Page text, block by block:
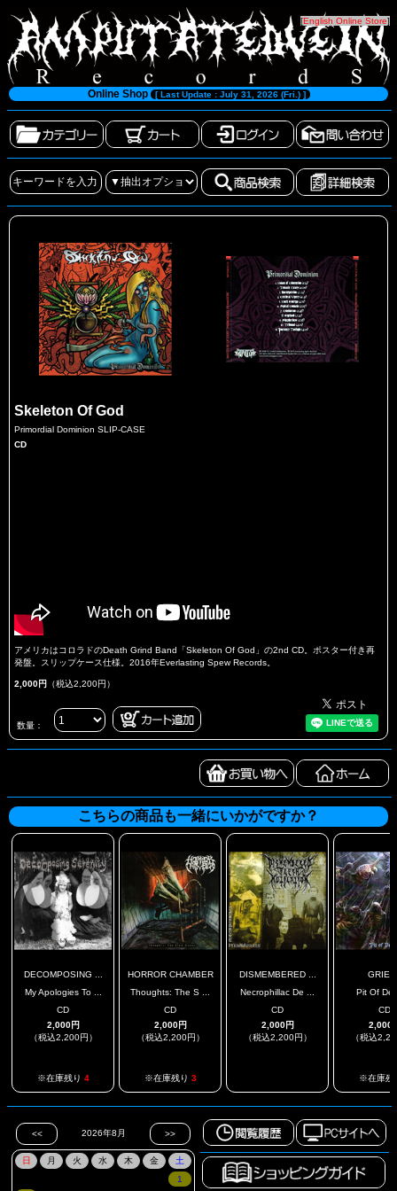
[English Online Store]
Online Shop [ Last Update : July 31, 2026 (Fri.) ]
Skeleton Of God
Primordial Dominion SLIP-CASE
CD
アメリカはコロラドのDeath Grind Band「Skeleton Of God」の2nd CD。ポスター付き再
発盤。スリップケース仕様。2016年Everlasting Spew Records。
2,000円 （税込2,200円）
数量：
こちらの商品も一緒にいかがですか？
DECOMPOSING ...
My Apologies To ...
CD
2,000円
（税込2,200円）
※在庫残り 4
HORROR CHAMBER
Thoughts: The S ...
CD
2,000円
（税込2,200円）
※在庫残り 3
DISMEMBERED ...
Necrophillac De ...
CD
2,000円
（税込2,200円）
Pit Of
CD
2,000
（税込
※在庫残